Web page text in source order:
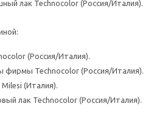
лак Technocolor (Россия/Италия).
(Россия/Италия).
фирмы Technocolor (Россия/Италия).
(Италия).
лак Technocolor (Россия/Италия).